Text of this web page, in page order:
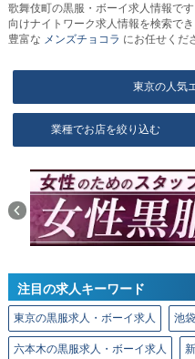
歌舞伎町の黒服・ボーイ求人情報で
向けナイトワーク求人情報を検索で
豊富な メンズチョコラ にお任せくだ
東京の人気
業種でお店を絞り込む
注目の求人キーワード
東京の黒服求人・ボーイ求人 池
六本木の黒服求人・ボーイ求人